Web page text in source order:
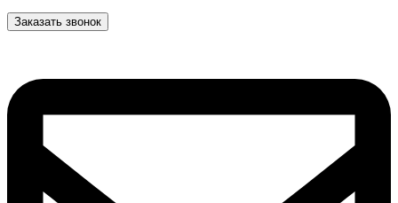
Заказать звонок